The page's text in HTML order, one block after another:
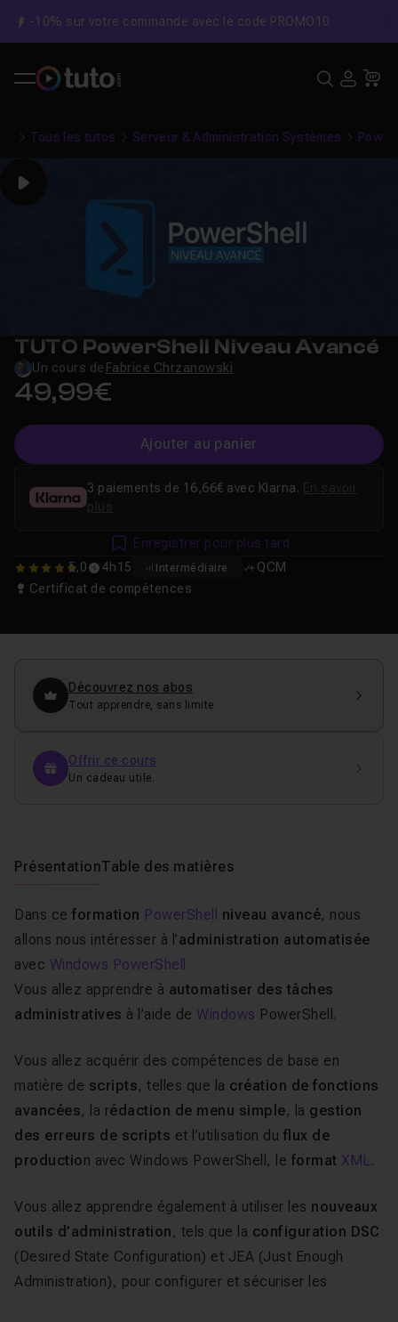
-10% sur votre commande avec le code PROMO10
Tous les tutos Serveur & Administration Systèmes
Play
TUTO PowerShell Niveau Avancé
Un cours de Fabrice Chrzanowski
49,99€
Ajouter au panier
5 5,0 4h15 Intermédiaire
QCM
Certificat de compétences
3 paiements de 16,66€ avec Klarna.
Enregistrer pour plus tard
Découvrez nos abos
Tout apprendre, sans limite
Offrir ce cours
Un cadeau utile.
PrésentationTable des matières
Dans ce formation PowerShell niveau avancé, nous
allons nous intéresser à l’administration automatisée
avec Windows PowerShell.
Vous allez apprendre à automatiser des tâches
administratives à l’aide de Windows PowerShell.
Vous allez acquérir des compétences de base en
matière de scripts, telles que la création de fonctions
avancées, la rédaction de menu simple, la gestion
des erreurs de scripts et l’utilisation du flux de
production avec Windows PowerShell, le format XML.
Vous allez apprendre également à utiliser les nouveaux
outils d’administration , tels que la configuration DSC
(Desired State Configuration) et JEA (Just Enough
Administration), pour configurer et sécuriser les